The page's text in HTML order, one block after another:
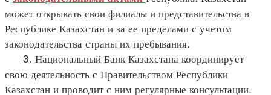
может открывать свои филиалы и представительства в
Республике Казахстан и за ее пределами с учетом
законодательства страны их пребывания.
3. Национальный Банк Казахстана координирует
свою деятельность с Правительством Республики
Казахстан и проводит с ним регулярные консультации.